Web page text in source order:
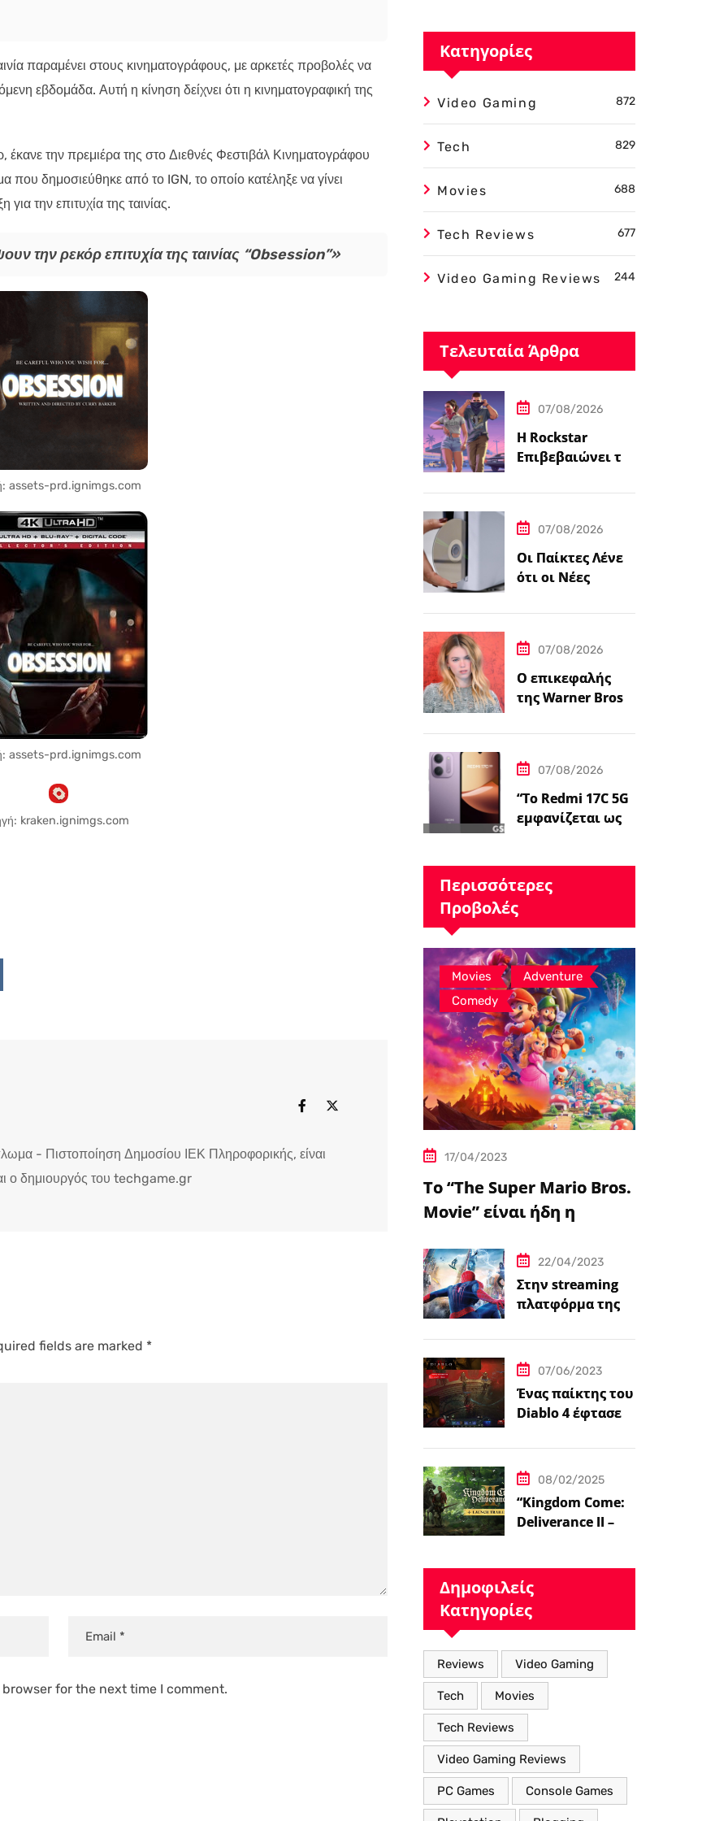
παραμένει στους κινηματογράφους, με αρκετές προβολές να
εβδομάδα. Αυτή η κίνηση δείχνει ότι η κινηματογραφική της
την πρεμιέρα της στο Διεθνές Φεστιβάλ Κινηματογράφου
δημοσιεύθηκε από το IGN, το οποίο κατέληξε να γίνει
την επιτυχία της ταινίας.
την ρεκόρ επιτυχία της ταινίας “Obsession”»
assets-prd.ignimgs.com
assets-prd.ignimgs.com
kraken.ignimgs.com
- Πιστοποίηση Δημοσίου ΙΕΚ Πληροφορικής, είναι
ο δημιουργός του techgame.gr
fields are marked *
for the next time I comment.
Κατηγορίες
Video Gaming 872
Tech 829
Movies 688
Tech Reviews 677
Video Gaming Reviews 244
Τελευταία Άρθρα
07/08/2026
Η Rockstar
Επιβεβαιώνει το
6: Μια
Εκτεταμένη
Ματιά Κάνει
Πρεμιέρα στο
Netflix Αυτόν τον
07/08/2026
Οι Παίκτες Λένε
ότι οι Νέες
PlayStation 5
Έρχονται με
Αυτοκόλλητο…
07/08/2026
Ο επικεφαλής
της Warner Bros.
Gunn είναι
«επικεντρωμένο
ς»…07/08/2026
“Το Redmi 17C 5G
εμφανίζεται ως
GSMArena.com”
Περισσότερες
Προβολές
Movies , Adventure ,
Comedy
17/04/2023
Το “The Super Mario Bros.
Movie” είναι ήδη η
μεταφορά
βιντεοπαιχνιδιού στον
κινηματογράφο
22/04/2023
Στην streaming
πλατφόρμα της
σήμερα πέντε
ταινίες Spider-
Man
07/06/2023
Ένας παίκτης του
Diablo 4 έφτασε
08/02/2025
“Kingdom Come:
Deliverance II – Η
Κόσμο με Νέα
Βελτιωμένα
Χαρακτηριστικά”
Δημοφιλείς
Κατηγορίες
Reviews Video Gaming
Tech Movies
Tech Reviews
Video Gaming Reviews
PC Games Console Games